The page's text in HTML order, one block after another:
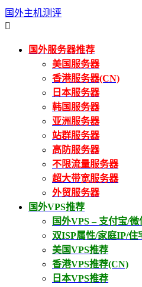
国外主机测评

国外服务器推荐
美国服务器
香港服务器(CN)
日本服务器
韩国服务器
亚洲服务器
站群服务器
高防服务器
不限流量服务器
超大带宽服务器
外贸服务器
国外VPS推荐
国外VPS – 支付宝/
双ISP属性/家庭IP/住
美国VPS推荐
香港VPS推荐(CN)
日本VPS推荐